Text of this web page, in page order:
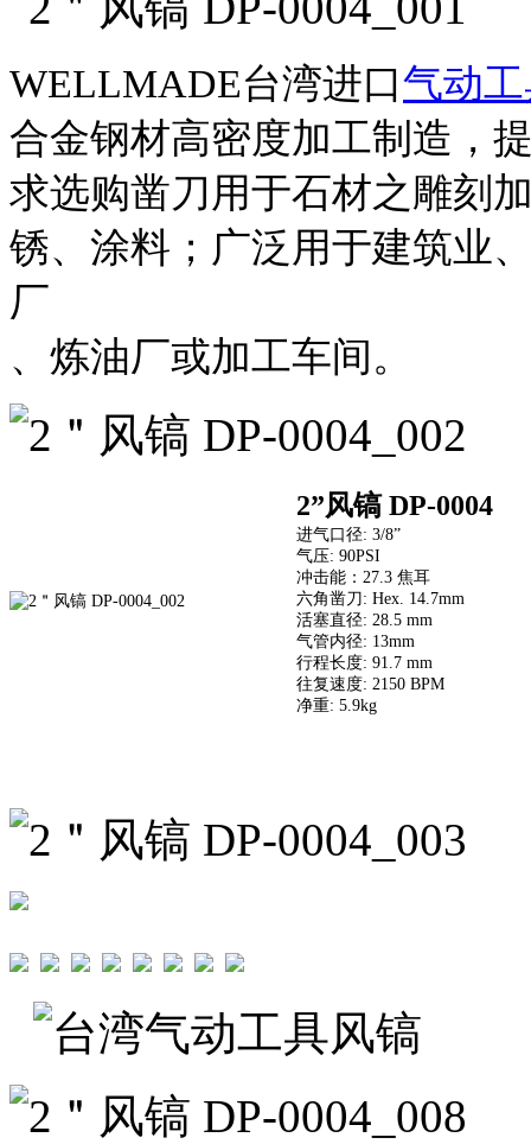
WELLMADE台湾进口气动
合金钢材高密度加工制造，
求选购凿刀用于石材之雕刻
锈、涂料；广泛用于建筑业
厂
、炼油厂或加工车间。
2”风镐 DP-0004
进气口径: 3/8”
气压: 90PSI
冲击能：27.3 焦耳
六角凿刀: Hex. 14.7mm
活塞直径: 28.5 mm
气管内径: 13mm
行程长度: 91.7 mm
往复速度: 2150 BPM
净重: 5.9kg